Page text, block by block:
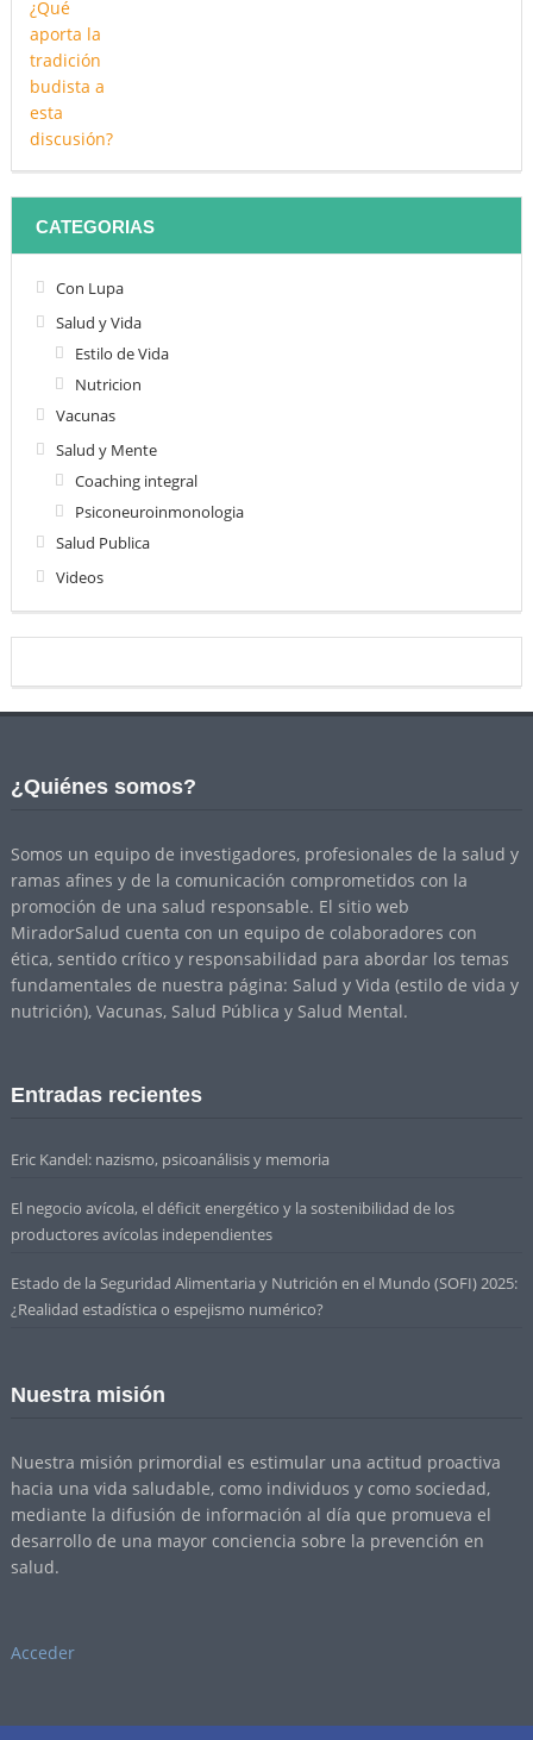
CATEGORIAS
Con Lupa
Salud y Vida
Estilo de Vida
Nutricion
Vacunas
Salud y Mente
Coaching integral
Psiconeuroinmonologia
Salud Publica
Videos
¿Quiénes somos?
Somos un equipo de investigadores, profesionales de la salud y
ramas afines y de la comunicación comprometidos con la
promoción de una salud responsable. El sitio web
MiradorSalud cuenta con un equipo de colaboradores con
ética, sentido crítico y responsabilidad para abordar los temas
fundamentales de nuestra página: Salud y Vida (estilo de vida y
nutrición), Vacunas, Salud Pública y Salud Mental.
Entradas recientes
Eric Kandel: nazismo, psicoanálisis y memoria
El negocio avícola, el déficit energético y la sostenibilidad de los
productores avícolas independientes
Estado de la Seguridad Alimentaria y Nutrición en el Mundo (SOFI) 2025:
¿Realidad estadística o espejismo numérico?
Nuestra misión
Nuestra misión primordial es estimular una actitud proactiva
hacia una vida saludable, como individuos y como sociedad,
mediante la difusión de información al día que promueva el
desarrollo de una mayor conciencia sobre la prevención en
salud.
Acceder